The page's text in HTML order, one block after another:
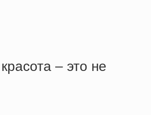
– это не